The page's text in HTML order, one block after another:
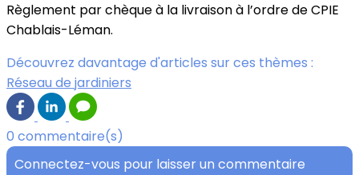
Règlement par chèque à la livraison à l’ordre de CPIE
Chablais-Léman.
Découvrez davantage d'articles sur ces thèmes :
Réseau de jardiniers
0 commentaire(s)
Connectez-vous pour laisser un commentaire